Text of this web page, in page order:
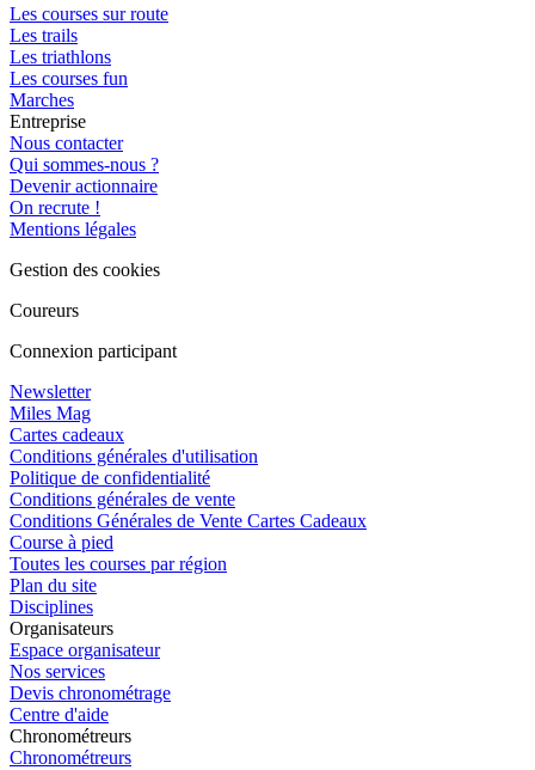
Les courses sur route
Les trails
Les triathlons
Les courses fun
Marches
Entreprise
Nous contacter
Qui sommes-nous ?
Devenir actionnaire
On recrute !
Mentions légales
Gestion des cookies
Coureurs
Connexion participant
Newsletter
Miles Mag
Cartes cadeaux
Conditions générales d'utilisation
Politique de confidentialité
Conditions générales de vente
Conditions Générales de Vente Cartes Cadeaux
Course à pied
Toutes les courses par région
Plan du site
Disciplines
Organisateurs
Espace organisateur
Nos services
Devis chronométrage
Centre d'aide
Chronométreurs
Chronométreurs